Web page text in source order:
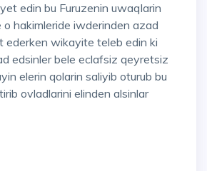
edin bu Furuzenin uwaqlarin
o hakimleride iwderinden azad
ederken wikayite teleb edin ki
edsinler bele eclafsiz qeyretsiz
elerin qolarin saliyib oturub bu
ovladlarini elinden alsinlar